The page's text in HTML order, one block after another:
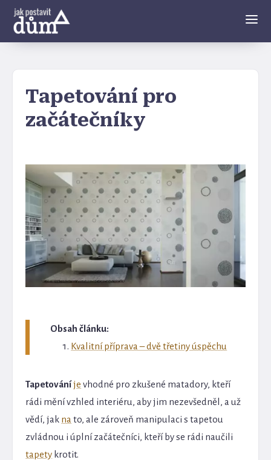
Tapetování pro
začátečníky
Obsah článku:
Kvalitní příprava – dvě třetiny úspěchu
Tapetováníje vhodné pro zkušené matadory, kteří
rádi mění vzhled interiéru, aby jim nezevšedněl, a už
vědí, jak na to, ale zároveň manipulaci s tapetou
zvládnou i úplní začátečníci, kteří by se rádi naučili
tapety krotit.